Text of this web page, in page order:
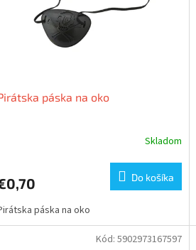
páska na oko
Skladom
Do košíka
páska na oko
Kód: 5902973167597